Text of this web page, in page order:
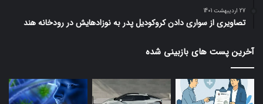
27 اردیبهشت 1401
تصاویری از سواری دادن کروکودیل پدر به نوزادهایش در رودخانه هند
آخرین پست های بازبینی شده